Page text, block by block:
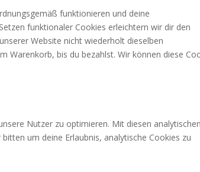
funktionieren und deine
funktionaler Cookies erleichtern wir dir den
Website nicht wiederholt dieselben
Warenkorb, bis du bezahlst. Wir können diese
Nutzer zu optimieren. Mit diesen analytischen
um deine Erlaubnis, analytische Cookies zu